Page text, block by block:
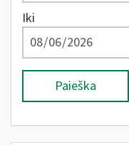
Iki
Paieška